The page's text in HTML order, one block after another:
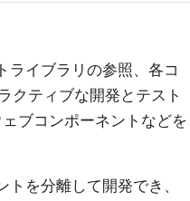
ライブラリの参照、各コ
クティブな開発とテスト
ブコンポーネントなどを
を分離して開発でき、